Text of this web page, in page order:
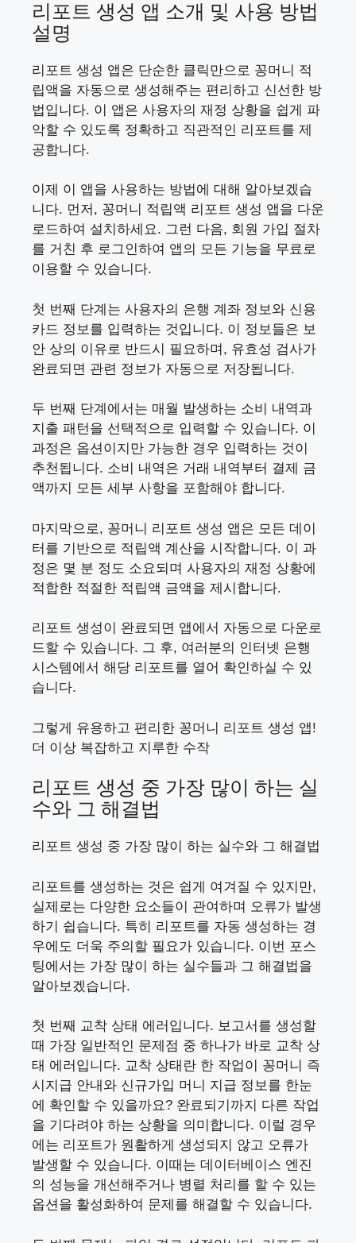
리포트 생성 앱 소개 및 사용 방법
설명
리포트 생성 앱은 단순한 클릭만으로 꽁머니 적
립액을 자동으로 생성해주는 편리하고 신선한 방
법입니다. 이 앱은 사용자의 재정 상황을 쉽게 파
악할 수 있도록 정확하고 직관적인 리포트를 제
공합니다.
이제 이 앱을 사용하는 방법에 대해 알아보겠습
니다. 먼저, 꽁머니 적립액 리포트 생성 앱을 다운
로드하여 설치하세요. 그런 다음, 회원 가입 절차
를 거친 후 로그인하여 앱의 모든 기능을 무료로
이용할 수 있습니다.
첫 번째 단계는 사용자의 은행 계좌 정보와 신용
카드 정보를 입력하는 것입니다. 이 정보들은 보
안 상의 이유로 반드시 필요하며, 유효성 검사가
완료되면 관련 정보가 자동으로 저장됩니다.
두 번째 단계에서는 매월 발생하는 소비 내역과
지출 패턴을 선택적으로 입력할 수 있습니다. 이
과정은 옵션이지만 가능한 경우 입력하는 것이
추천됩니다. 소비 내역은 거래 내역부터 결제 금
액까지 모든 세부 사항을 포함해야 합니다.
마지막으로, 꽁머니 리포트 생성 앱은 모든 데이
터를 기반으로 적립액 계산을 시작합니다. 이 과
정은 몇 분 정도 소요되며 사용자의 재정 상황에
적합한 적절한 적립액 금액을 제시합니다.
리포트 생성이 완료되면 앱에서 자동으로 다운로
드할 수 있습니다. 그 후, 여러분의 인터넷 은행
시스템에서 해당 리포트를 열어 확인하실 수 있
습니다.
그렇게 유용하고 편리한 꽁머니 리포트 생성 앱!
더 이상 복잡하고 지루한 수작
리포트 생성 중 가장 많이 하는 실
수와 그 해결법
리포트 생성 중 가장 많이 하는 실수와 그 해결법
리포트를 생성하는 것은 쉽게 여겨질 수 있지만,
실제로는 다양한 요소들이 관여하며 오류가 발생
하기 쉽습니다. 특히 리포트를 자동 생성하는 경
우에도 더욱 주의할 필요가 있습니다. 이번 포스
팅에서는 가장 많이 하는 실수들과 그 해결법을
알아보겠습니다.
첫 번째 교착 상태 에러입니다. 보고서를 생성할
때 가장 일반적인 문제점 중 하나가 바로 교착 상
태 에러입니다. 교착 상태란 한 작업이 꽁머니 즉
시지급 안내와 신규가입 머니 지급 정보를 한눈
에 확인할 수 있을까요? 완료되기까지 다른 작업
을 기다려야 하는 상황을 의미합니다. 이럴 경우
에는 리포트가 원활하게 생성되지 않고 오류가
발생할 수 있습니다. 이때는 데이터베이스 엔진
의 성능을 개선해주거나 병렬 처리를 할 수 있는
옵션을 활성화하여 문제를 해결할 수 있습니다.